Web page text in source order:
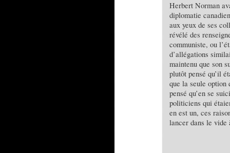
Herbert Norman
diplomatie
aux yeux de ses
révélé des
communiste, ou
d’allégations
maintenu que son
plutôt pensé qu’il
que la seule option
pensé qu’en se
politiciens qui
en est un, ces
lancer dans le